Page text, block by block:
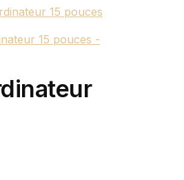
15 pouces -